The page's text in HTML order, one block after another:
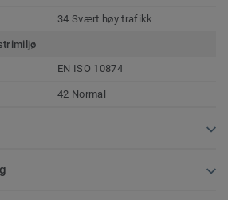
34 Svært høy trafikk
EN ISO 10874
42 Normal